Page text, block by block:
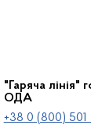
"Гаряча лінія"
ОДА
+38 0 (800) 501